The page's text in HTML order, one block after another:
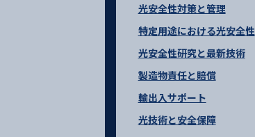
光安全性対策と管理
特定用途における光安全性
光安全性研究と最新技術
製造物責任と賠償
輸出入サポート
光技術と安全保障